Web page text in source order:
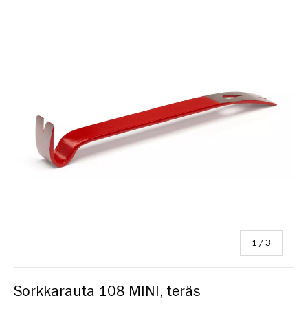
1 //
3
Sorkkarauta 108 MINI, teräs